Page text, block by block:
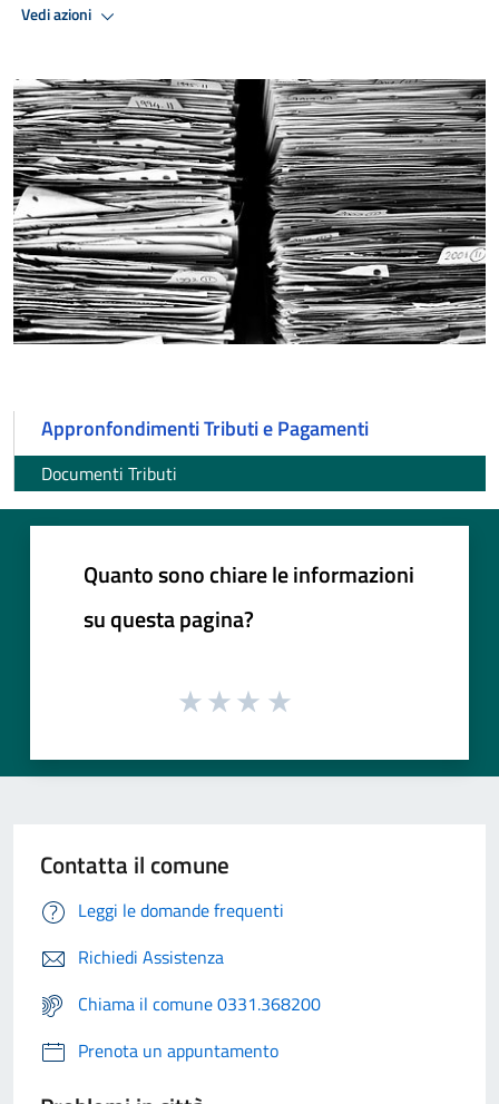
Vedi azioni
Appronfondimenti Tributi e Pagamenti
Documenti Tributi
Quanto sono chiare le informazioni
su questa pagina?
Contatta il comune
Leggi le domande frequenti
Richiedi Assistenza
Chiama il comune 0331.368200
Prenota un appuntamento